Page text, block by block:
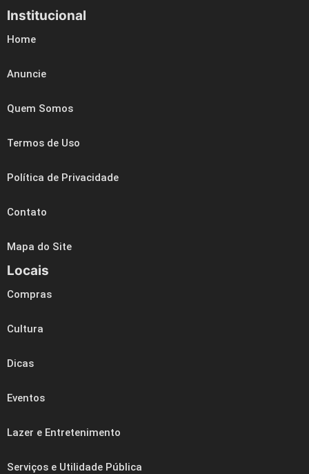
Institucional
Home
Anuncie
Quem Somos
Termos de Uso
Política de Privacidade
Contato
Mapa do Site
Locais
Compras
Cultura
Dicas
Eventos
Lazer e Entretenimento
Serviços e Utilidade Pública